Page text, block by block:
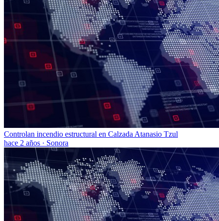
Controlan incendio estructural en Calzada Atanasio Tzul
hace 2 años · Sonora